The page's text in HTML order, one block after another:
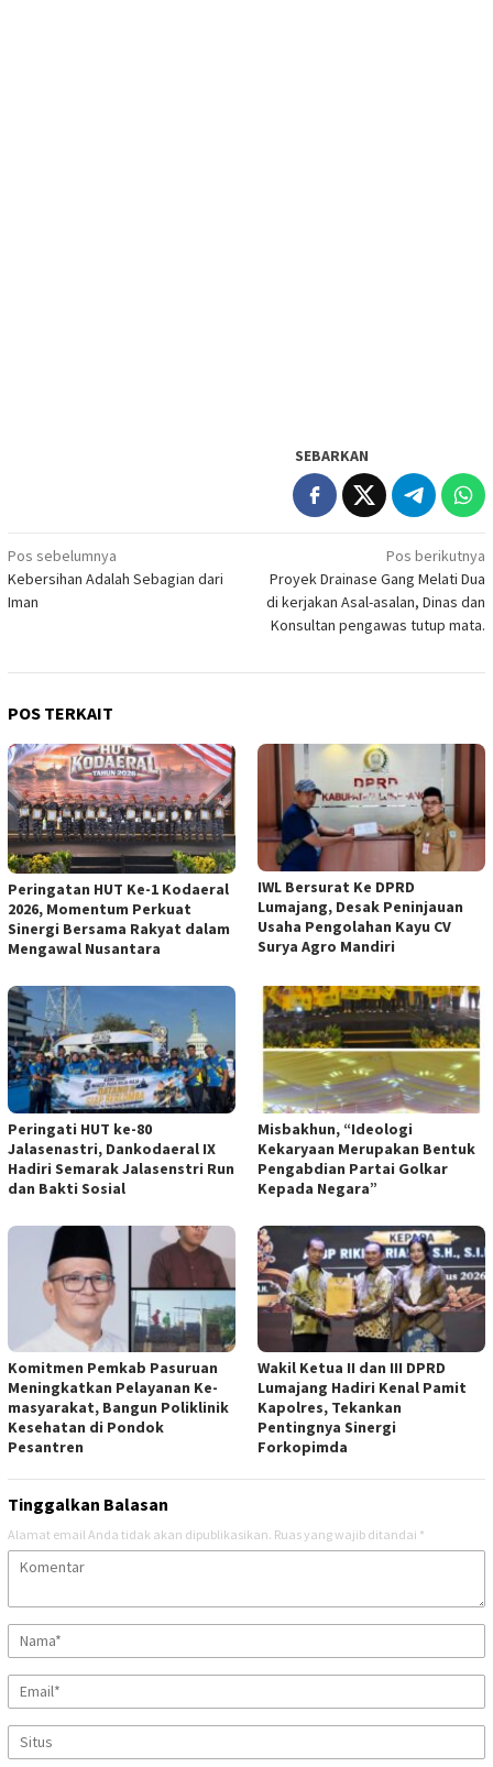
SEBARKAN
Navigasi
pos
Pos sebelumnya
Kebersihan Adalah Sebagian dari
Iman
Pos berikutnya
Proyek Drainase Gang Melati Dua
di kerjakan Asal-asalan, Dinas dan
Konsultan pengawas tutup mata.
POS TERKAIT
Peringatan HUT Ke-1 Kodaeral
2026, Momentum Perkuat
Sinergi Bersama Rakyat dalam
Mengawal Nusantara
IWL Bersurat Ke DPRD
Lumajang, Desak Peninjauan
Usaha Pengolahan Kayu CV
Surya Agro Mandiri
Peringati HUT ke-80
Jalasenastri, Dankodaeral IX
Hadiri Semarak Jalasenstri Run
dan Bakti Sosial
Misbakhun, “Ideologi
Kekaryaan Merupakan Bentuk
Pengabdian Partai Golkar
Kepada Negara”
Komitmen Pemkab Pasuruan
Meningkatkan Pelayanan Ke-
masyarakat, Bangun Poliklinik
Kesehatan di Pondok
Pesantren
Wakil Ketua II dan III DPRD
Lumajang Hadiri Kenal Pamit
Kapolres, Tekankan
Pentingnya Sinergi
Forkopimda
Tinggalkan Balasan
Alamat email Anda tidak akan dipublikasikan. Ruas yang wajib ditandai *